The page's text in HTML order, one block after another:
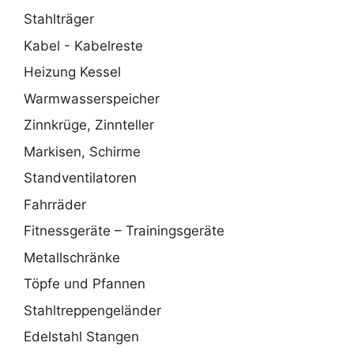
Stahlträger
Kabel - Kabelreste
Heizung Kessel
Warmwasserspeicher
Zinnkrüge, Zinnteller
Markisen, Schirme
Standventilatoren
Fahrräder
Fitnessgeräte – Trainingsgeräte
Metallschränke
Töpfe und Pfannen
Stahltreppengeländer
Edelstahl Stangen